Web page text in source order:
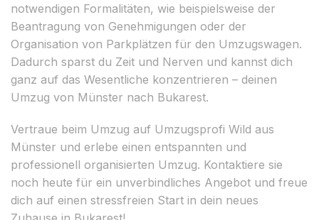
notwendigen Formalitäten, wie beispielsweise der
Beantragung von Genehmigungen oder der
Organisation von Parkplätzen für den Umzugswagen.
Dadurch sparst du Zeit und Nerven und kannst dich
ganz auf das Wesentliche konzentrieren – deinen
Umzug von Münster nach Bukarest.
Vertraue beim Umzug auf Umzugsprofi Wild aus
Münster und erlebe einen entspannten und
professionell organisierten Umzug. Kontaktiere sie
noch heute für ein unverbindliches Angebot und freue
dich auf einen stressfreien Start in dein neues